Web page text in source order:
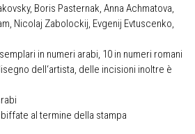
Boris Pasternak, Anna Achmatova,
Nicolaj Zabolockij, Evgenij Evtuscenko,
in numeri arabi, 10 in numeri romani
dell‘artista, delle incisioni inoltre è
al termine della stampa